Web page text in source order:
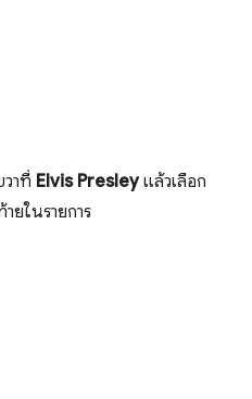
าที่ Elvis Presleyแล้วเลือก
ยในรายการ